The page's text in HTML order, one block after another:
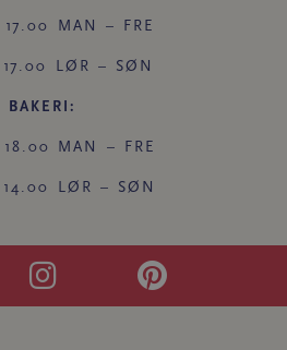
MAN – FRE
LØR – SØN
BAKERI:
MAN – FRE
LØR – SØN
I
n
P
i